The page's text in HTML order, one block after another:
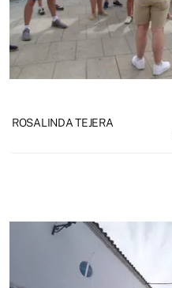
ROSALINDA TEJERA